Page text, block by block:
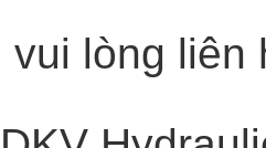
lòng liên